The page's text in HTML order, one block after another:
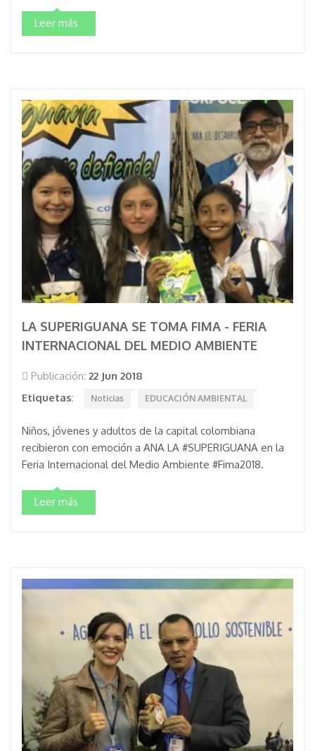
Leer más
LA SUPERIGUANA SE TOMA FIMA - FERIA
INTERNACIONAL DEL MEDIO AMBIENTE
Publicación: 22 Jun 2018
Etiquetas: Noticias EDUCACIÓN AMBIENTAL
Niños, jóvenes y adultos de la capital colombiana
recibieron con emoción a ANA LA #SUPERIGUANA en la
Feria Internacional del Medio Ambiente #Fima2018.
Leer más